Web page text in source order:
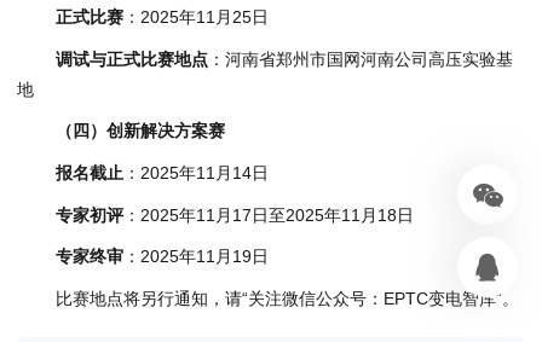
正式比赛 ：2025年11月25日
调试与正式比赛地点 ：河南省郑州市国网河南公司高压实验基
地
（四）创新解决方案赛
报名截止 ：2025年11月14日
专家初评：2025年11月17日至2025年11月18日
专家终审 ：2025年11月19日
比赛地点将另行通知，请“关注微信公众号：EPTC变电智库”。